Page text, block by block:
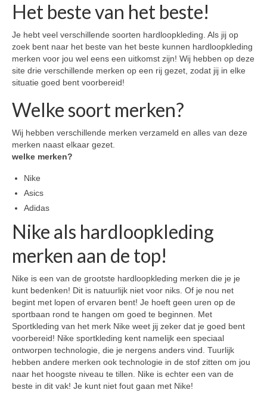
Het beste van het beste!
Je hebt veel verschillende soorten hardloopkleding. Als jij op
zoek bent naar het beste van het beste kunnen hardloopkleding
merken voor jou wel eens een uitkomst zijn! Wij hebben op deze
site drie verschillende merken op een rij gezet, zodat jij in elke
situatie goed bent voorbereid!
Welke soort merken?
Wij hebben verschillende merken verzameld en alles van deze
merken naast elkaar gezet.
welke merken?
Nike
Asics
Adidas
Nike als hardloopkleding
merken aan de top!
Nike is een van de grootste hardloopkleding merken die je je
kunt bedenken! Dit is natuurlijk niet voor niks. Of je nou net
begint met lopen of ervaren bent! Je hoeft geen uren op de
sportbaan rond te hangen om goed te beginnen. Met
Sportkleding van het merk Nike weet jij zeker dat je goed bent
voorbereid! Nike sportkleding kent namelijk een speciaal
ontworpen technologie, die je nergens anders vind. Tuurlijk
hebben andere merken ook technologie in de stof zitten om jou
naar het hoogste niveau te tillen. Nike is echter een van de
beste in dit vak! Je kunt niet fout gaan met Nike!